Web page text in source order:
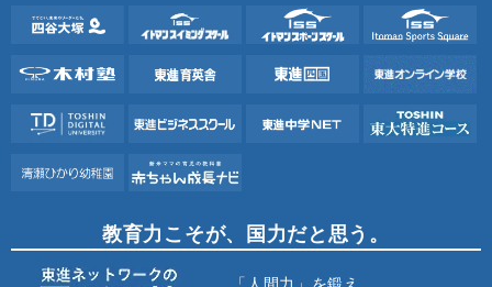
教育力こそが、国力だと思う。